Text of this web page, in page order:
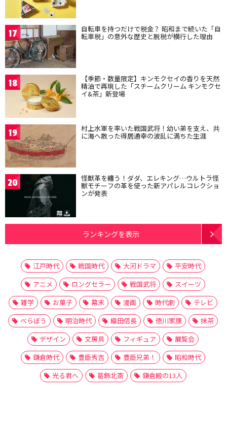
17 自転車を持つだけで税金？ 昭和まで続いた「自
転車税」の意外な歴史と脱税が横行した理由
18 【季節・数量限定】キンモクセイの香りを天然
精油で再現した「スチームクリーム キンモクセ
イ&茶」新登場
19 村上水軍を率いた戦国武将！幼い弟を支え、共
に海へ散った得居通幸の波乱に満ちた生涯
20 怪獣革を纏う！ダダ、エレキング…ウルトラ怪
獣モチーフの革を使った新アパレルコレクショ
ンが発表
ランキングを表示
江戸時代 戦国時代 大河ドラマ
平安時代
アニメ
ロングセラー 戦国武将
スイーツ
雑学
お菓子 幕末 漫画 時代劇
テレビ
べらぼう
明治時代 織田信長 徳川家康
抹茶
デザイン
文房具 フィギュア
展覧会
鎌倉時代
豊臣秀吉 豊臣兄弟！
昭和時代
光る君へ
葛飾北斎 鎌倉殿の13人